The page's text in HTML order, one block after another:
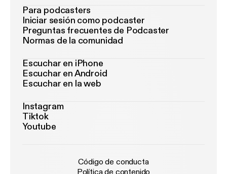
Para podcasters
Iniciar sesión como podcaster
Preguntas frecuentes de Podcaster
Normas de la comunidad
Escuchar en iPhone
Escuchar en Android
Escuchar en la web
Instagram
Tiktok
Youtube
Código de conducta
Política de contenido